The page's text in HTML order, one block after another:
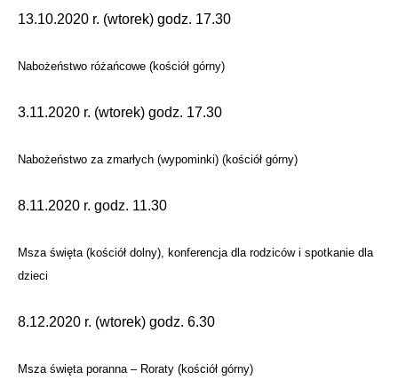
13.10.2020 r. (wtorek) godz. 17.30
Nabożeństwo różańcowe (kościół górny)
3.11.2020 r. (wtorek) godz. 17.30
Nabożeństwo za zmarłych (wypominki) (kościół górny)
8.11.2020 r. godz. 11.30
Msza święta (kościół dolny), konferencja dla rodziców i spotkanie dla
dzieci
8.12.2020 r. (wtorek) godz. 6.30
Msza święta poranna – Roraty (kościół górny)